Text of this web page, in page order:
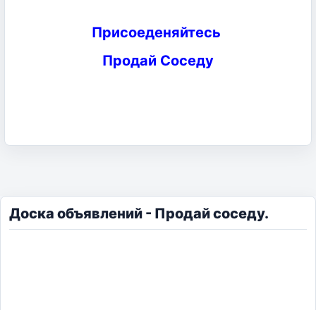
Присоеденяйтесь
Продай Соседу
Доска объявлений - Продай соседу.